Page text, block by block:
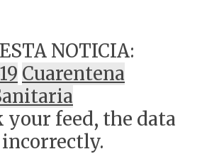
NOTICIA:
Cuarentena
your feed, the data